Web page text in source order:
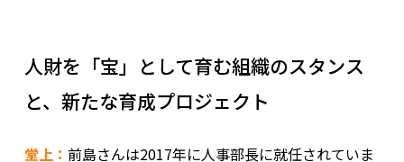
人財を「宝」として育む組織のスタンス
と、新たな育成プロジェクト
堂上： 前島さんは2017年に人事部長に就任されていま